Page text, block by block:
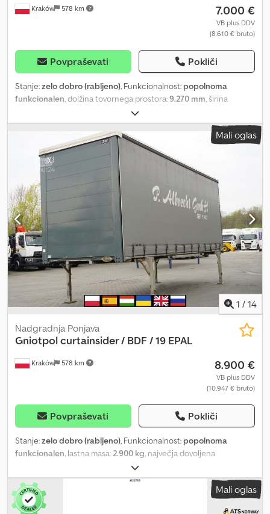
Kraków 578 km 7.000 €
VB plus DDV
(8.610 € bruto)
Povpraševati Pokliči
Stanje:zelo dobro (rabljeno), Funkcionalnost: popolnoma
funkcionalen, dolžina tovornega prostora:9.270 mm, širina
, višina nakladalnega prostora:
2.800 mm, Leto izdelave:2020, Drsna ceradna nadgradnja
Marmont / 23 EPAL Leto 2020 Dkodezmv Nfjpfx Abger Razdalja
med okvirji: 86 cm Dolžina: 927 cm Širina: 248 cm Višina: 280 cm
Kapaciteta: 23 EPAL Tehnično in vizualno stanje je zelo dobro.
Mali oglas
1 / 14
Kraków 578 km
Nadgradnja Ponjava
Gniotpolcurtainsider / BDF / 19 EPAL
8.900 €
VB plus DDV
(10.947 € bruto)
Povpraševati Pokliči
Stanje:zelo dobro (rabljeno), Funkcionalnost: popolnoma
funkcionalen, lastna masa:2.900 kg, največja dovoljena
, skupna masa:
tovornega prostora:7.720 mm, širina tovornega prostora:2.470
mm, višina nakladalnega prostora: , Leto izdelave:2021,
Nadgradnja ponjava Gniotpol / BDF / 19 EPAL Leto 2021 Tehnični
Mali oglas